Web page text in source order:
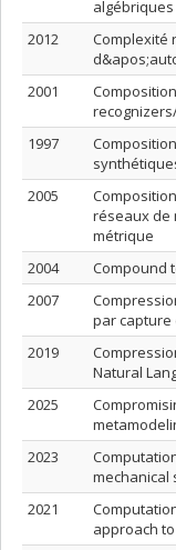
2012
Complexité
2001
1997
2005
réseaux de
métrique
2004
Compound
2007
par capture
2019
Natural
2025
2023
mechanical
2021
approach